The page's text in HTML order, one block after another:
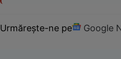
Urmărește-ne pe Google